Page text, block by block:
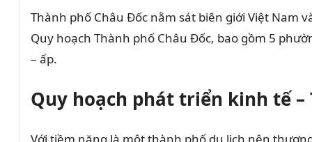
Thành phố Châu Đốc nằm sát biên giới Việt Nam
Quy hoạch Thành phố Châu Đốc, bao gồm 5
– ấp.
Quy hoạch phát triển kinh tế –